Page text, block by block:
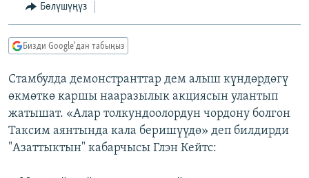
МАДАНИЯТ
ТВ ПРОГРАММАЛАР
ЭКСПЕРТТЕР ТАЛДАЙТ
БИЗ ЖАНА ДҮЙНӨ
ЭЖЕ-СИҢДИЛЕР
ӨЗГӨЧӨ ПИКИР
Русский
ОНЛАЙН ШЕРИНЕ
Бөлүшүңүз
Бизди Google'дан табыңыз
Стамбулда демонстранттар дем алыш күндөрдөгү
өкмөткө каршы нааразылык акциясын улантып
жатышат. «Алар толкундоолордун чордону болгон
Таксим аянтында кала беришүүдө» деп билдирди
"Азаттыктын" кабарчысы Глэн Кейтс: